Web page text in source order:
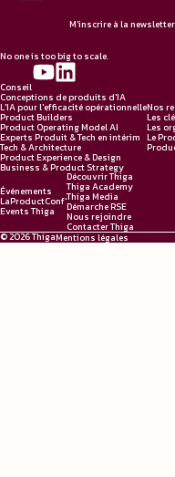
No one is too big to scale.
Conseil
Conceptions de produits d'IA
L'IA pour l'efficacité opérationnelle
Product Builders
Product Operating Model AI
Experts Produit & Tech en intérim
Tech & Architecture
Product Experience & Design
Business & Product Strategy
Nos
Les
Les
Le
Événements
LaProductConf'
Events Thiga
Découvrir Thiga
Thiga Academy
Thiga Media
Démarche RSE
Nous rejoindre
Contacter Thiga
© 2026 ThigaMentions légales